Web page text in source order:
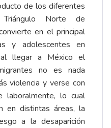
de los diferentes
Norte de
en el principal
y adolescentes en
llegar a México el
no es nada
violencia y verse con
laboralmente, lo cual
en distintas áreas, la
a la desaparición